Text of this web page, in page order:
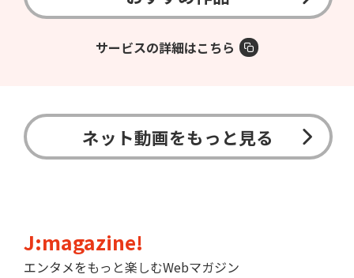
サービスの詳細はこちら
ネット動画をもっと見る
J:magazine!
エンタメをもっと楽しむWebマガジン